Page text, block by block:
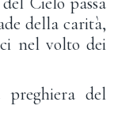
della carità,
nel volto dei
preghiera del